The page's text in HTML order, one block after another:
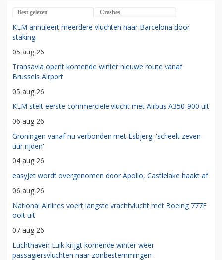
Best gelezen Crashes
KLM annuleert meerdere vluchten naar Barcelona door
staking
05 aug 26
Transavia opent komende winter nieuwe route vanaf
Brussels Airport
05 aug 26
KLM stelt eerste commerciële vlucht met Airbus A350-900 uit
06 aug 26
Groningen vanaf nu verbonden met Esbjerg: 'scheelt zeven
uur rijden'
04 aug 26
easyJet wordt overgenomen door Apollo, Castlelake haakt af
06 aug 26
National Airlines voert langste vrachtvlucht met Boeing 777F
ooit uit
07 aug 26
Luchthaven Luik krijgt komende winter weer
passagiersvluchten naar zonbestemmingen